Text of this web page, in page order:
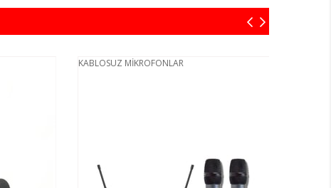
KABLOSUZ MİKROFONLAR